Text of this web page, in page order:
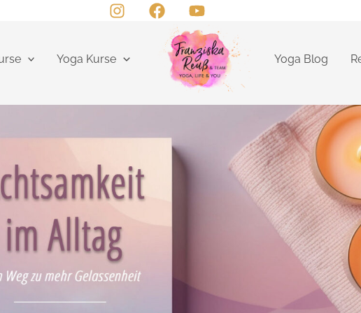
Yoga Kurse Yoga Blog